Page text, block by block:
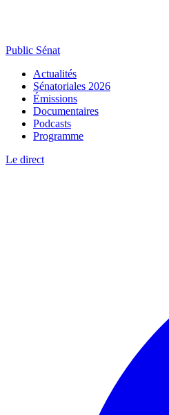
Public Sénat
Actualités
Sénatoriales 2026
Émissions
Documentaires
Podcasts
Programme
Le direct